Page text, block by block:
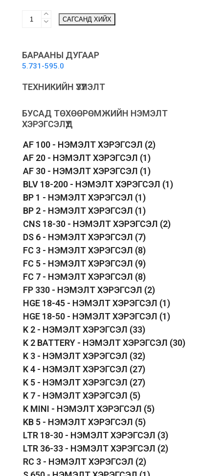
filter
vacuuming
Нойтон
шүүлтүүр
САГСАНД ХИЙХ
БАРААНЫ ДУГААР
5.731-595.0
ТЕХНИКИЙН ҮЗҮҮЛЭЛТ
БУСАД ТӨХӨӨРӨМЖИЙН НЭМЭЛТ
ХЭРЭГСЭЛҮҮД
AF 100 - НЭМЭЛТ ХЭРЭГСЭЛ (2)
AF 20 - НЭМЭЛТ ХЭРЭГСЭЛ (1)
AF 30 - НЭМЭЛТ ХЭРЭГСЭЛ (1)
BLV 18-200 - НЭМЭЛТ ХЭРЭГСЭЛ (1)
BP 1 - НЭМЭЛТ ХЭРЭГСЭЛ (1)
BP 2 - НЭМЭЛТ ХЭРЭГСЭЛ (1)
CNS 18-30 - НЭМЭЛТ ХЭРЭГСЭЛ (2)
DS 6 - НЭМЭЛТ ХЭРЭГСЭЛ (7)
FC 3 - НЭМЭЛТ ХЭРЭГСЭЛ (8)
FC 5 - НЭМЭЛТ ХЭРЭГСЭЛ (9)
FC 7 - НЭМЭЛТ ХЭРЭГСЭЛ (8)
FP 330 - НЭМЭЛТ ХЭРЭГСЭЛ (2)
HGE 18-45 - НЭМЭЛТ ХЭРЭГСЭЛ (1)
HGE 18-50 - НЭМЭЛТ ХЭРЭГСЭЛ (1)
K 2 - НЭМЭЛТ ХЭРЭГСЭЛ (33)
K 2 BATTERY - НЭМЭЛТ ХЭРЭГСЭЛ (30)
K 3 - НЭМЭЛТ ХЭРЭГСЭЛ (32)
K 4 - НЭМЭЛТ ХЭРЭГСЭЛ (27)
K 5 - НЭМЭЛТ ХЭРЭГСЭЛ (27)
K 7 - НЭМЭЛТ ХЭРЭГСЭЛ (5)
K MINI - НЭМЭЛТ ХЭРЭГСЭЛ (5)
KB 5 - НЭМЭЛТ ХЭРЭГСЭЛ (5)
LTR 18-30 - НЭМЭЛТ ХЭРЭГСЭЛ (3)
LTR 36-33 - НЭМЭЛТ ХЭРЭГСЭЛ (2)
RC 3 - НЭМЭЛТ ХЭРЭГСЭЛ (2)